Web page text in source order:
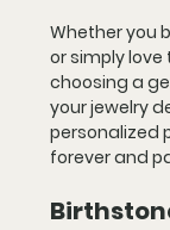
Whether you
or simply
choosing a
your jewelry
personalized
forever and